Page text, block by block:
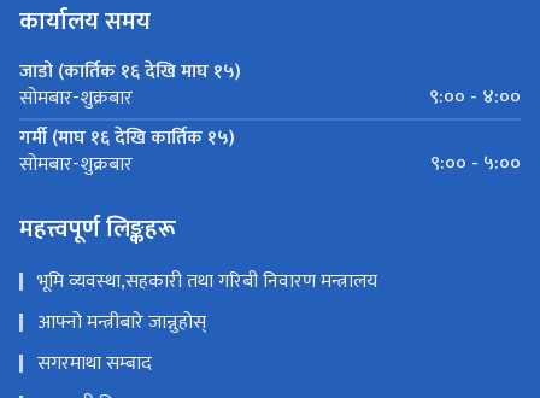
कार्यालय समय
जाडो (कार्तिक १६ देखि माघ १५)
सोमबार-शुक्रबार
९:०० - ४:००
गर्मी (माघ १६ देखि कार्तिक १५)
सोमबार-शुक्रबार ९:०० - ५:००
महत्त्वपूर्ण लिङ्कहरू
भूमि व्यवस्था,सहकारी तथा गरिबी निवारण मन्त्रालय
आफ्नो मन्त्रीबारे जान्नुहोस्
सगरमाथा सम्बाद